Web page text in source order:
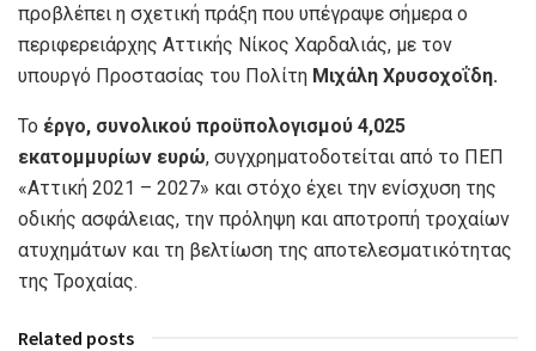
προβλέπει η σχετική πράξη που υπέγραψε σήμερα ο
περιφερειάρχης Αττικής Νίκος Χαρδαλιάς, με τον
υπουργό Προστασίας του Πολίτη Μιχάλη Χρυσοχοΐδη.
Το έργο, συνολικού προϋπολογισμού 4,025
εκατομμυρίων ευρώ, συγχρηματοδοτείται από το ΠΕΠ
«Αττική 2021 – 2027» και στόχο έχει την ενίσχυση της
οδικής ασφάλειας, την πρόληψη και αποτροπή τροχαίων
ατυχημάτων και τη βελτίωση της αποτελεσματικότητας
της Τροχαίας.
Related posts